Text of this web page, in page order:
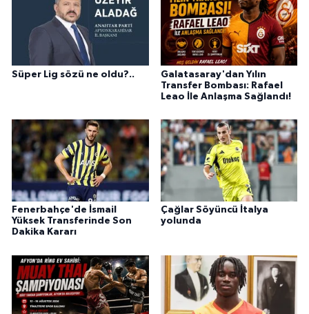
Süper Lig sözü ne oldu?..
Galatasaray'dan Yılın
Transfer Bombası: Rafael
Leao İle Anlaşma Sağlandı!
Fenerbahçe'de İsmail
Yüksek Transferinde Son
Dakika Kararı
Çağlar Söyüncü İtalya
yolunda